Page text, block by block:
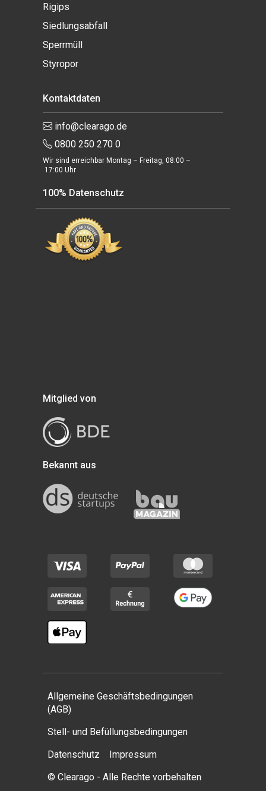
Rigips
Siedlungsabfall
Sperrmüll
Styropor
Kontaktdaten
info@clearago.de
0800 250 270 0
Wir sind erreichbar Montag – Freitag, 08:00 –
17:00 Uhr
100% Datenschutz
Mitglied von
Bekannt aus
Allgemeine Geschäftsbedingungen
(AGB)
Stell- und Befüllungsbedingungen
Datenschutz
Impressum
© Clearago - Alle Rechte vorbehalten